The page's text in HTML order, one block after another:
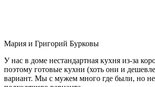
Мария и Григорий Бурковы
У нас в доме нестандартная кухня из-за
поэтому готовые кухни (хоть они и
вариант. Мы с мужем много где были, но